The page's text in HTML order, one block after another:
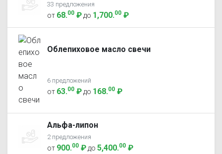
33 предложения
от 68.00 ₽ до 1,700.00 ₽
Облепиховое масло свечи
6 предложений
от 63.00 ₽ до 168.00 ₽
Альфа-липон
2 предложения
от 900.00 ₽ до 5,400.00 ₽